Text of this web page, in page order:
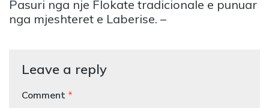
Pasuri nga nje Flokate tradicionale e punuar
nga mjeshteret e Laberise. –
Leave a reply
Comment *